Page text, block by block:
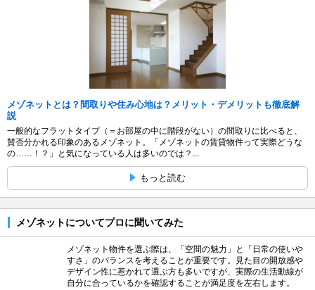
メゾネットとは？間取りや住み心地は？メリット・デメリットも徹底解
説
一般的なフラットタイプ（＝お部屋の中に階段がない）の間取りに比べると、
賛否分かれる印象のあるメゾネット。「メゾネットの賃貸物件って実際どうな
の……！？」と気になっている人は多いのでは？...
もっと読む
メゾネットについてプロに聞いてみた
メゾネット物件を選ぶ際は、「空間の魅力」と「日常の使いや
すさ」のバランスを考えることが重要です。見た目の開放感や
デザイン性に惹かれて選ぶ方も多いですが、実際の生活動線が
自分に合っているかを確認することが満足度を左右します。